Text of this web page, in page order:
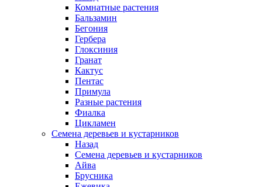
Комнатные растения
Бальзамин
Бегония
Гербера
Глоксиния
Гранат
Кактус
Пентас
Примула
Разные растения
Фиалка
Цикламен
Семена деревьев и кустарников
Назад
Семена деревьев и кустарников
Айва
Брусника